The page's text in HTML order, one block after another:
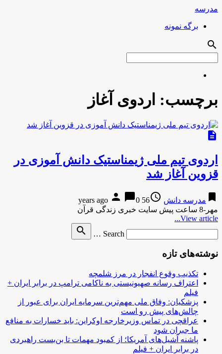
مدرسه
برگه نمونه
search
برچسب: اردوی آغاز
description
اردوی تیم ملی ژیمناستیک دانش آموزی در
قزوین آغاز شد
bookmark مدرسه دانش access_time
56 years ago
person chat_bubble0
مهر-8 ساعت پیش سایت خبری زندگی قرآن
View article...
Search …
search
نوشته‌های تازه
تکذیب وقوع انفجار در مرز شلمچه
اعتراف رسانه صهیونیستی به ناکامی ترامپ در برابر ایران +
فیلم
پزشکیان: وفاق ملی مهم‌ترین سرمایه ایران برای عبور از
چالش‌های پیش رو است
عراقچی در تماس وزیرخارجه اوکراین: باید خسارات به منافع
ما جبران شود
پاشنه آشیل‌های آمریکا؛ از کمبود مهمات تا بن‌بست راهبردی
در برابر ایران + فیلم